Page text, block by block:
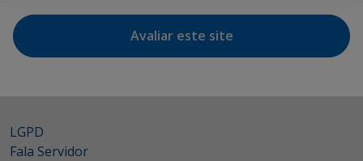
Avaliar este site
LGPD
Fala Servidor